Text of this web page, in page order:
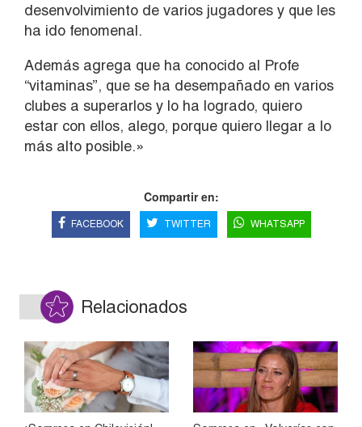
desenvolvimiento de varios jugadores y que les
ha ido fenomenal.
Además agrega que ha conocido al Profe
“vitaminas”, que se ha desempañado en varios
clubes a superarlos y lo ha logrado, quiero
estar con ellos, alego, porque quiero llegar a lo
más alto posible.»
Compartir en:
FACEBOOK TWITTER WHATSAPP
Relacionados